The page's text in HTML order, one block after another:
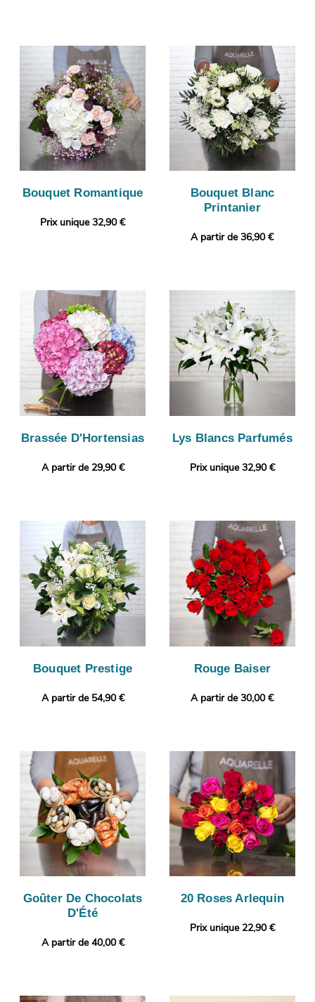
Bouquet Romantique
Prix unique 32,90 €
Bouquet Blanc
Printanier
A partir de 36,90 €
Brassée D'Hortensias
A partir de 29,90 €
Lys Blancs Parfumés
Prix unique 32,90 €
Bouquet Prestige
A partir de 54,90 €
Rouge Baiser
A partir de 30,00 €
Goûter De Chocolats
D'Été
A partir de 40,00 €
20 Roses Arlequin
Prix unique 22,90 €